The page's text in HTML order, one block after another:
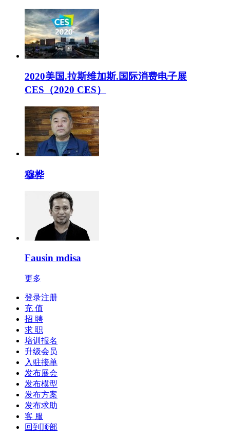
2020美国.拉斯维加斯.国际消费电子展
CES（2020 CES）
穆桦
Fausin mdisa
更多
登录注册
充 值
招 聘
求 职
培训报名
升级会员
入驻接单
发布展会
发布模型
发布方案
发布求助
客 服
回到顶部